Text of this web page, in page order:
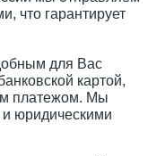
что гарантирует
для Вас
картой,
платежом. Мы
и юридическими